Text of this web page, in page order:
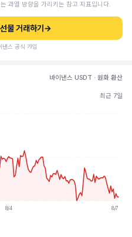
과열 방향을 가리키는 참고 지표입니다.
물 거래하기 →
낸스 공식 가입
바이낸스 USDT · 원화 환산
최근 7일
8/4 8/7